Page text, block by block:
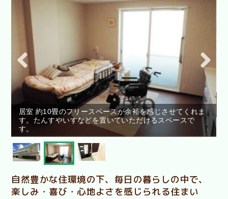
居室 約10畳のフリースペースが余裕を感じさせてくれま
す。たんすやいすなどを置いていただけるスペースで
す。
自然豊かな住環境の下、毎日の暮らしの中で、
楽しみ・喜び・心地よさを感じられる住まい